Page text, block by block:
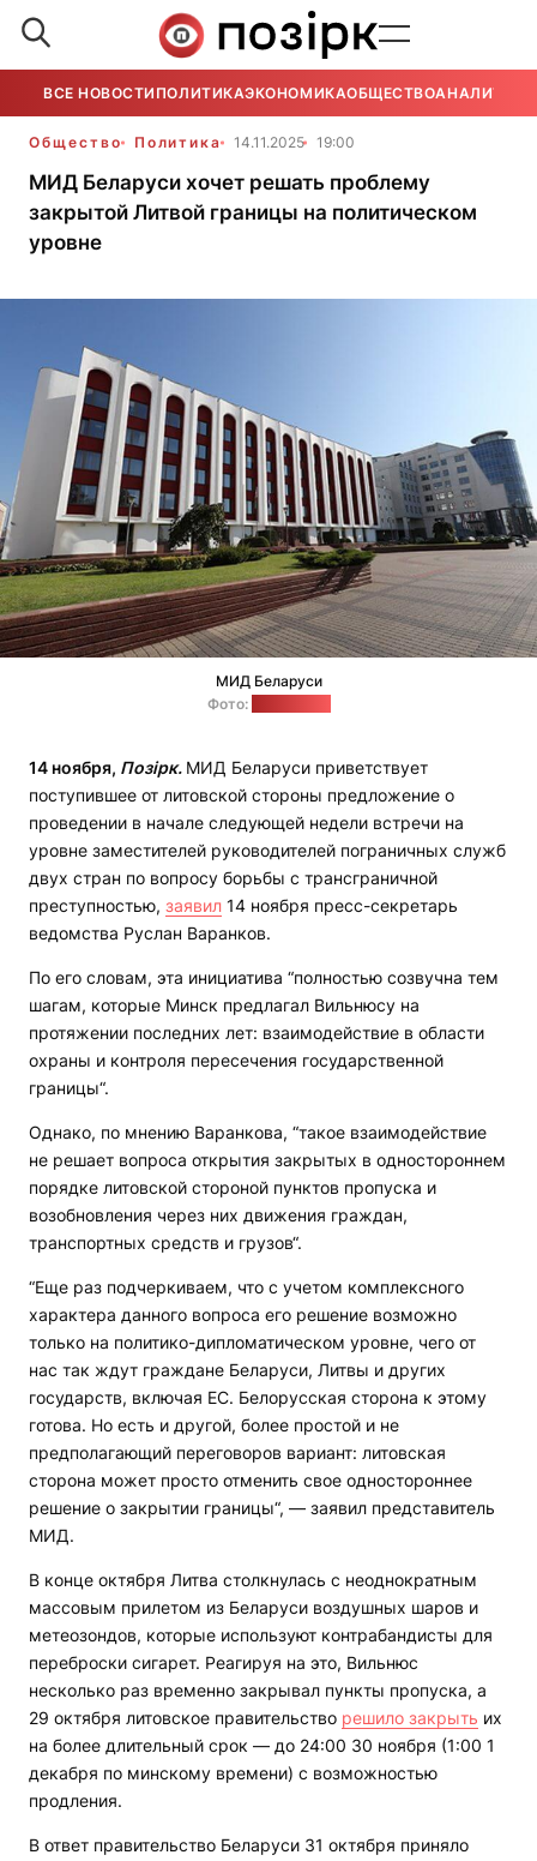
ВСЕ НОВОСТИ ПОЛИТИКАЭКОНОМИКАОБЩЕСТВОАНАЛИТИКА
Общество Политика 14.11.2025 19:00
МИД Беларуси хочет решать проблему
закрытой Литвой границы на политическом
уровне
МИД Беларуси
Фото:
14 ноября, Позірк. МИД Беларуси приветствует
поступившее от литовской стороны предложение о
проведении в начале следующей недели встречи на
уровне заместителей руководителей пограничных служб
двух стран по вопросу борьбы с трансграничной
преступностью, заявил 14 ноября пресс-секретарь
ведомства Руслан Варанков.
По его словам, эта инициатива “полностью созвучна тем
шагам, которые Минск предлагал Вильнюсу на
протяжении последних лет: взаимодействие в области
охраны и контроля пересечения государственной
границы“.
Однако, по мнению Варанкова, “такое взаимодействие
не решает вопроса открытия закрытых в одностороннем
порядке литовской стороной пунктов пропуска и
возобновления через них движения граждан,
транспортных средств и грузов“.
“Еще раз подчеркиваем, что с учетом комплексного
характера данного вопроса его решение возможно
только на политико-дипломатическом уровне, чего от
нас так ждут граждане Беларуси, Литвы и других
государств, включая ЕС. Белорусская сторона к этому
готова. Но есть и другой, более простой и не
предполагающий переговоров вариант: литовская
сторона может просто отменить свое одностороннее
решение о закрытии границы“, — заявил представитель
МИД.
В конце октября Литва столкнулась с неоднократным
массовым прилетом из Беларуси воздушных шаров и
метеозондов, которые используют контрабандисты для
переброски сигарет. Реагируя на это, Вильнюс
несколько раз временно закрывал пункты пропуска, а
29 октября литовское правительство решило закрыть их
на более длительный срок — до 24:00 30 ноября (1:00 1
декабря по минскому времени) с возможностью
продления.
В ответ правительство Беларуси 31 октября приняло